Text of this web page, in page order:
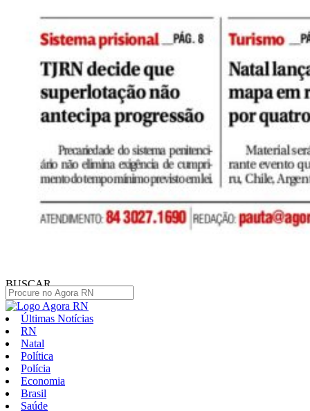
BUSCAR
Últimas Notícias
RN
Natal
Política
Polícia
Economia
Brasil
Saúde